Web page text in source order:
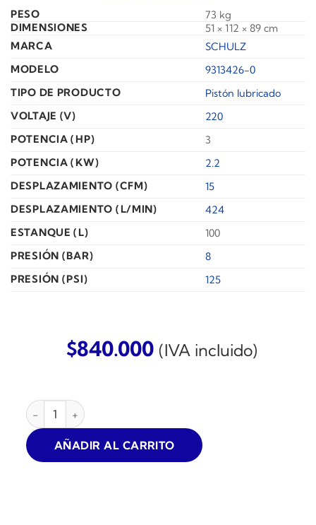
PESO
73 kg
DIMENSIONES
51 × 112 × 89 cm
MARCA
SCHULZ
MODELO
9313426-0
TIPO DE PRODUCTO
Pistón lubricado
VOLTAJE (V)
220
POTENCIA (HP)
3
POTENCIA (KW)
2.2
DESPLAZAMIENTO (CFM)
15
DESPLAZAMIENTO (L/MIN)
424
ESTANQUE (L)
100
PRESIÓN (BAR)
8
PRESIÓN (PSI)
125
$840.000 (IVA incluido)
COMPRESOR DE AIRE SCHULZ PRATIC CSL-15 3HP 100L
AÑADIR AL CARRITO